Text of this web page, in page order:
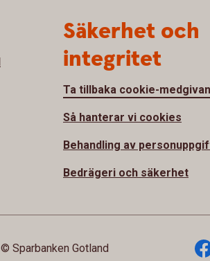
Säkerhet och
integritet
Ta tillbaka cookie-
Så hanterar vi cookies
Behandling av
Bedrägeri och säkerhet
© Sparbanken Gotland